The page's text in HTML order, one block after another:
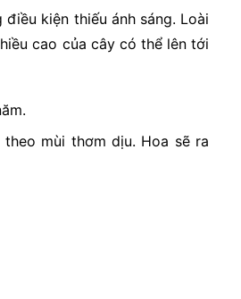
kiện thiếu ánh sáng. Loài
cao của cây có thể lên tới
mùi thơm dịu. Hoa sẽ ra